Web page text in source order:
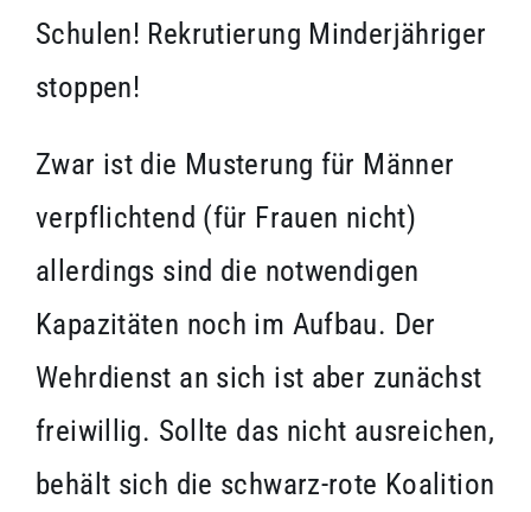
Schulen! Rekrutierung Minderjähriger
stoppen!
Zwar ist die Musterung für Männer
verpflichtend (für Frauen nicht)
allerdings sind die notwendigen
Kapazitäten noch im Aufbau. Der
Wehrdienst an sich ist aber zunächst
freiwillig. Sollte das nicht ausreichen,
behält sich die schwarz-rote Koalition